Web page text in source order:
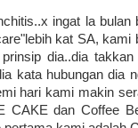
ingat la
kat SA,
dia..dia
kata hubungan dia
hari kami makin
CAKE dan Coffee